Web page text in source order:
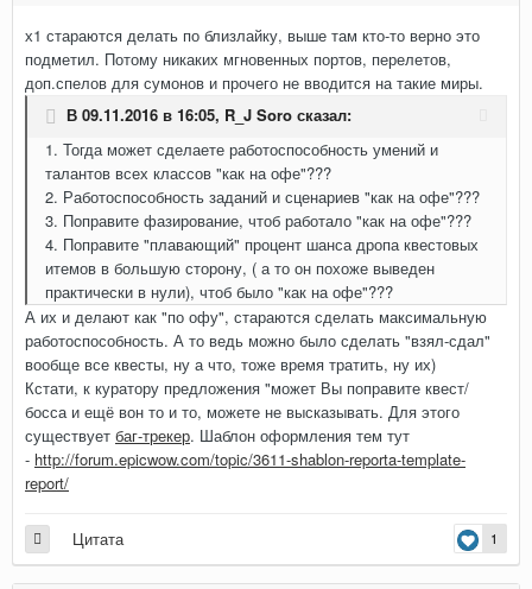
х1 стараются делать по близлайку, выше там кто-то верно это
подметил. Потому никаких мгновенных портов, перелетов,
доп.спелов для сумонов и прочего не вводится на такие миры.
В 09.11.2016 в 16:05, R_J Soro сказал:
1. Тогда может сделаете работоспособность умений и
талантов всех классов "как на офе"???
2. Работоспособность заданий и сценариев "как на офе"???
3. Поправите фазирование, чтоб работало "как на офе"???
4. Поправите "плавающий" процент шанса дропа квестовых
итемов в большую сторону, ( а то он похоже выведен
практически в нули), чтоб было "как на офе"???
А их и делают как "по офу", стараются сделать максимальную
работоспособность. А то ведь можно было сделать "взял-сдал"
вообще все квесты, ну а что, тоже время тратить, ну их)
Кстати, к куратору предложения "может Вы поправите квест/
босса и ещё вон то и то, можете не высказывать. Для этого
существует баг-трекер. Шаблон оформления тем тут
- http://forum.epicwow.com/topic/3611-shablon-reporta-template-
report/
1
Цитата